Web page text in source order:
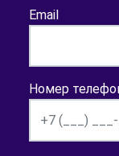
Email
Номер